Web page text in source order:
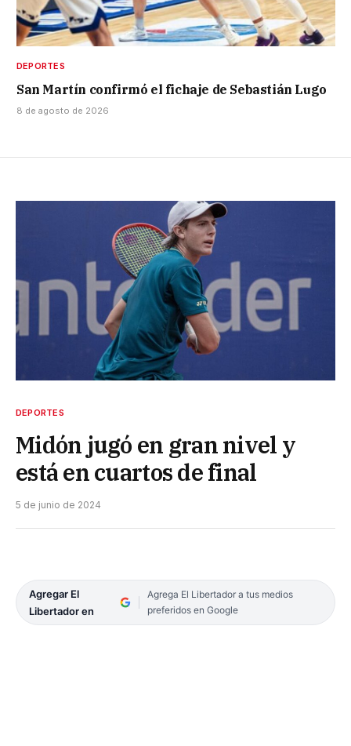
DEPORTES
San Martín confirmó el fichaje de Sebastián Lugo
8 de agosto de 2026
DEPORTES
Midón jugó en gran nivel y
está en cuartos de final
5 de junio de 2024
Agregar El
Libertador en
Agrega El Libertador a tus medios
preferidos en Google